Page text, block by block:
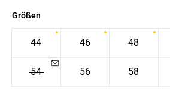
Größen
44 46 48
54 56 58